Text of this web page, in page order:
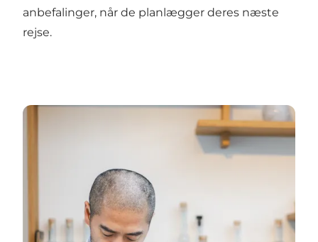
anbefalinger, når de planlægger deres næste
rejse.